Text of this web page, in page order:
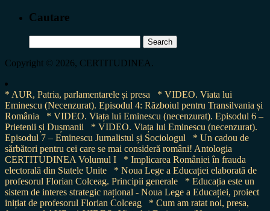
Cautare
for:
Copyright © 2026, CERTITUDINEA.
* AUR, Patria, parlamentarele și presa
* VIDEO. Viata lui
Eminescu (Necenzurat). Episodul 4: Războiul pentru Transilvania și
România
* VIDEO. Viața lui Eminescu (necenzurat). Episodul 6 –
Prietenii și Dușmanii
* VIDEO. Viața lui Eminescu (necenzurat).
Episodul 7 – Eminescu Jurnalistul și Sociologul
* Un cadou de
sărbători pentru cei care se mai consideră români! Antologia
CERTITUDINEA Volumul I
* Implicarea României în frauda
electorală din Statele Unite
* Noua Lege a Educației elaborată de
profesorul Florian Colceag. Principii generale
* Educația este un
sistem de interes strategic național - Noua Lege a Educației, proiect
inițiat de profesorul Florian Colceag
* Cum am ratat noi, presa,